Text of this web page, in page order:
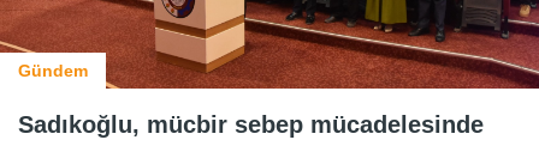
Gündem
Sadıkoğlu, mücbir sebep mücadelesinde